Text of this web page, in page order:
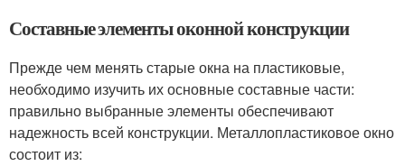
Составные элементы оконной конструкции
Прежде чем менять старые окна на пластиковые,
необходимо изучить их основные составные части:
правильно выбранные элементы обеспечивают
надежность всей конструкции. Металлопластиковое окно
состоит из: